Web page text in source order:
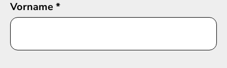
Vorname*